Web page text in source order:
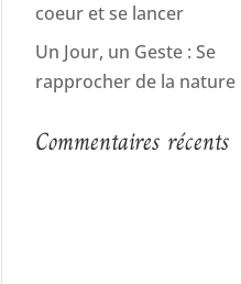
coeur et se lancer
Un Jour, un Geste : Se
rapprocher de la nature
Commentaires récents